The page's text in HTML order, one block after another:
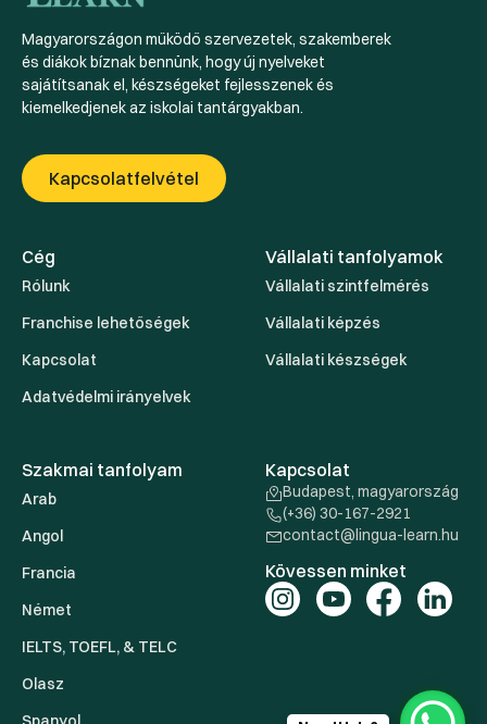
Magyarországon működő szervezetek, szakemberek
és diákok bíznak bennünk, hogy új nyelveket
sajátítsanak el, készségeket fejlesszenek és
kiemelkedjenek az iskolai tantárgyakban.
Kapcsolatfelvétel
Cég
Rólunk
Franchise lehetőségek
Kapcsolat
Adatvédelmi irányelvek
Vállalati tanfolyamok
Vállalati szintfelmérés
Vállalati képzés
Vállalati készségek
Szakmai tanfolyam
Arab
Angol
Francia
Német
IELTS, TOEFL, & TELC
Olasz
Kapcsolat
Budapest, magyarország
(+36) 30-167-2921
contact@lingua-learn.hu
Kövessen minket